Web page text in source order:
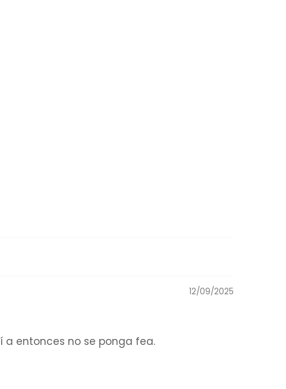
12/09/2025
a entonces no se ponga fea.